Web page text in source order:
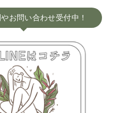
お問い合わせ受付中！